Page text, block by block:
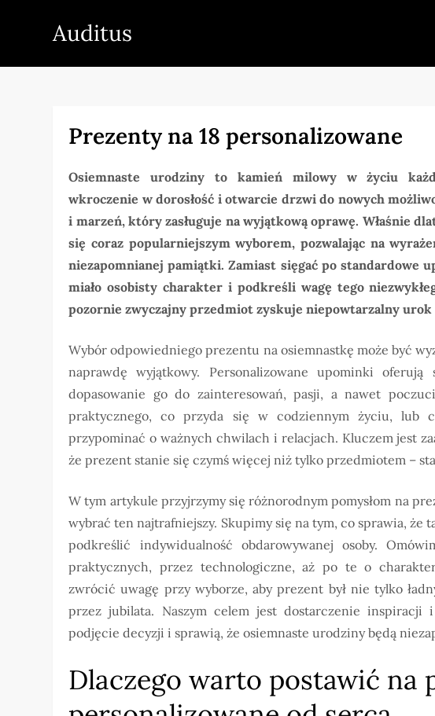
Auditus
Prezenty na 18 personalizowane
Osiemnaste urodziny to kamień milowy w życiu
wkroczenie w dorosłość i otwarcie drzwi do nowych
i marzeń, który zasługuje na wyjątkową oprawę. Właśnie
się coraz popularniejszym wyborem, pozwalając na
niezapomnianej pamiątki. Zamiast sięgać po standardowe
miało osobisty charakter i podkreśli wagę tego
pozornie zwyczajny przedmiot zyskuje niepowtarzalny urok
Wybór odpowiedniego prezentu na osiemnastkę może być
naprawdę wyjątkowy. Personalizowane upominki
dopasowanie go do zainteresowań, pasji, a nawet
praktycznego, co przyda się w codziennym życiu, lub
przypominać o ważnych chwilach i relacjach. Kluczem jest
że prezent stanie się czymś więcej niż tylko przedmiotem –
W tym artykule przyjrzymy się różnorodnym pomysłom na
wybrać ten najtrafniejszy. Skupimy się na tym, co sprawia, że
podkreślić indywidualność obdarowywanej osoby.
praktycznych, przez technologiczne, aż po te o
zwrócić uwagę przy wyborze, aby prezent był nie tylko
przez jubilata. Naszym celem jest dostarczenie inspiracji
podjęcie decyzji i sprawią, że osiemnaste urodziny będą
Dlaczego warto postawić na